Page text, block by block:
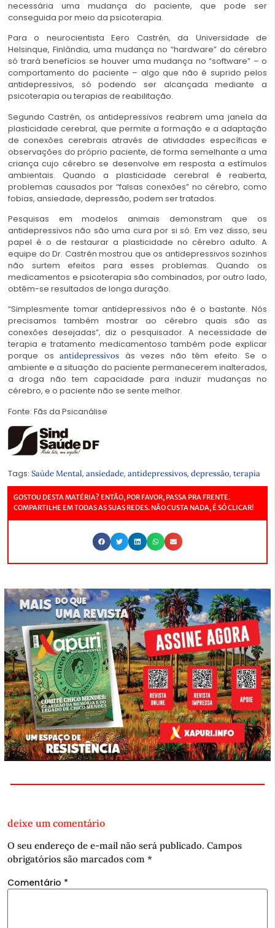
necessária uma mudança do paciente, que pode ser
conseguida por meio da psicoterapia.
Para o neurocientista Eero Castrén, da Universidade de
Helsinque, Finlândia, uma mudança no “hardware” do cérebro
só trará benefícios se houver uma mudança no “software” – o
comportamento do paciente – algo que não é suprido pelos
antidepressivos, só podendo ser alcançada mediante a
psicoterapia ou terapias de reabilitação.
Segundo Castrén, os antidepressivos reabrem uma janela da
plasticidade cerebral, que permite a formação e a adaptação
de conexões cerebrais através de atividades específicas e
observações do próprio paciente, de forma semelhante a uma
criança cujo cérebro se desenvolve em resposta a estímulos
ambientais. Quando a plasticidade cerebral é reaberta,
problemas causados por “falsas conexões” no cérebro, como
fobias, ansiedade, depressão, podem ser tratados.
Pesquisas em modelos animais demonstram que os
antidepressivos não são uma cura por si só. Em vez disso, seu
papel é o de restaurar a plasticidade no cérebro adulto. A
equipe do Dr. Castrén mostrou que os antidepressivos sozinhos
não surtem efeitos para esses problemas. Quando os
medicamentos e psicoterapia são combinados, por outro lado,
obtêm-se resultados de longa duração.
“Simplesmente tomar antidepressivos não é o bastante. Nós
precisamos também mostrar ao cérebro quais são as
conexões desejadas”, diz o pesquisador. A necessidade de
terapia e tratamento medicamentoso também pode explicar
porque osantidepressivos às vezes não têm efeito. Se o
ambiente e a situação do paciente permanecerem inalterados,
a droga não tem capacidade para induzir mudanças no
cérebro, e o paciente não se sente melhor.
Fonte: Fãs da Psicanálise
Tags: Saúde Mental, ansiedade, antidepressivos, depressão, terapia
GOSTOU DESTA MATÉRIA? ENTÃO, POR FAVOR, PASSA PRA FRENTE.
COMPARTILHE EM TODAS AS SUAS REDES. NÃO CUSTA NADA, É SÓ CLICAR!
deixe um comentário
O seu endereço de e-mail não será publicado. Campos
obrigatórios são marcados com *
Comentário *